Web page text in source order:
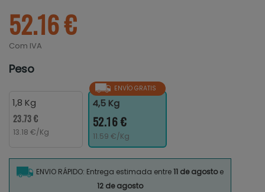
52.16 €
Com IVA
Peso
1,8 Kg
23.73 €
13.18 €/Kg
ENVÍO GRATIS
4,5 Kg
52.16 €
11.59 €/Kg
ENVIO RÁPIDO: Entrega estimada entre11 de agostoe
12 de agosto